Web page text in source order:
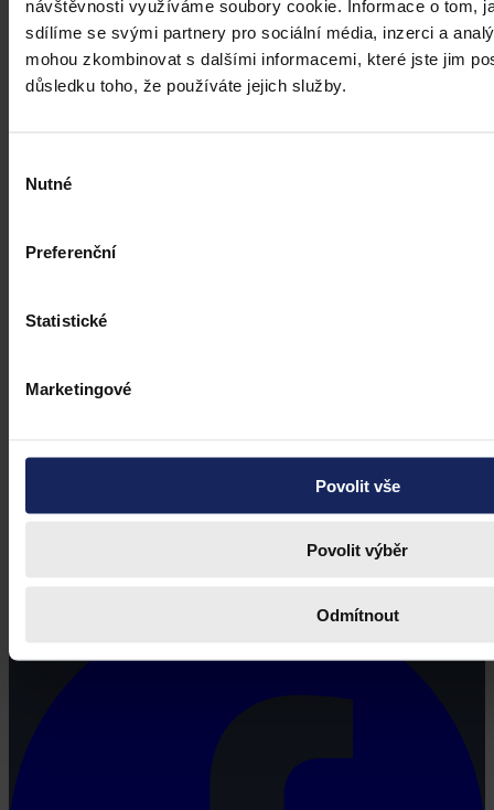
návštěvnosti využíváme soubory cookie. Informace o tom,
sdílíme se svými partnery pro sociální média, inzerci a
mohou zkombinovat s dalšími informacemi, které jste jim
důsledku toho, že používáte jejich služby.
souhlasu
Nutné
Preferenční
Statistické
Marketingové
Povolit vše
Povolit výběr
Odmítnout
profesionálové a zástupci právnických profesí, ale všichni, kteří